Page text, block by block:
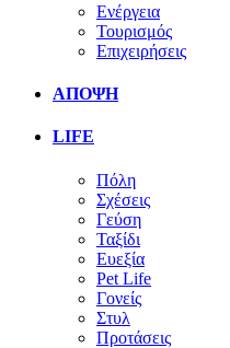
Ενέργεια
Τουρισμός
Επιχειρήσεις
ΑΠΟΨΗ
LIFE
Πόλη
Σχέσεις
Γεύση
Ταξίδι
Ευεξία
Pet Life
Γονείς
Στυλ
Προτάσεις